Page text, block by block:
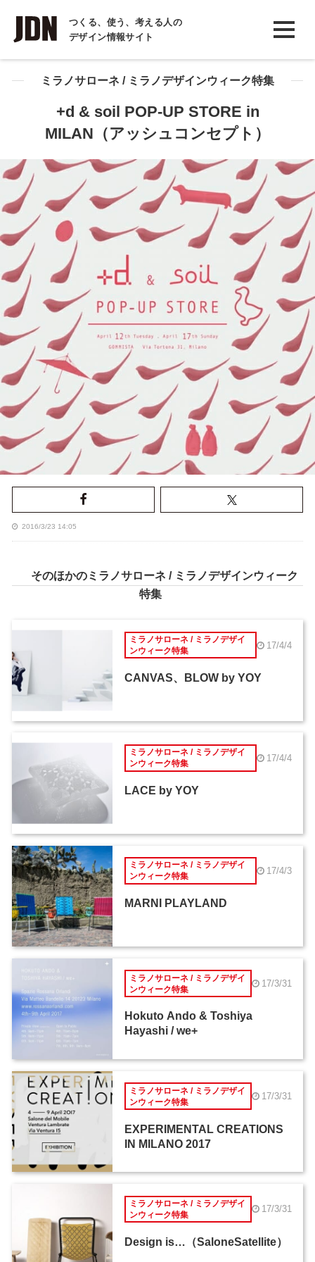
つくる、使う、考える人の
デザイン情報サイト
INTERVIEW
インタビュー
REPORT
COLUMN
ミラノサローネ / ミラノデザインウィーク特集
+d & soil POP-UP STORE in
MILAN（アッシュコンセプト）
2016/3/23 14:05
そのほかのミラノサローネ / ミラノデザインウィーク
特集
ミラノサローネ / ミラノデザイ
ンウィーク特集
17/4/4
CANVAS、BLOW by YOY
ミラノサローネ / ミラノデザイ
ンウィーク特集
17/4/4
LACE by YOY
ミラノサローネ / ミラノデザイ
ンウィーク特集
17/4/3
MARNI PLAYLAND
ミラノサローネ / ミラノデザイ
ンウィーク特集
17/3/31
Hokuto Ando & Toshiya
Hayashi / we+
ミラノサローネ / ミラノデザイ
ンウィーク特集
17/3/31
EXPERIMENTAL CREATIONS
IN MILANO 2017
ミラノサローネ / ミラノデザイ
ンウィーク特集
17/3/31
Design is…（SaloneSatellite）